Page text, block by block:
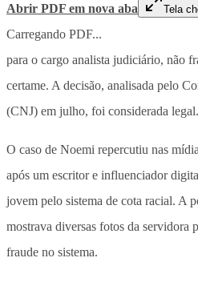
Abrir PDF em nova aba Tela
Carregando PDF...
para o cargo analista judiciário, não
certame. A decisão, analisada pelo
(CNJ) em julho, foi considerada legal.
O caso de Noemi repercutiu nas
após um escritor e influenciador
jovem pelo sistema de cota racial. A
mostrava diversas fotos da servidora
fraude no sistema.